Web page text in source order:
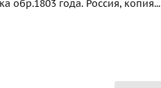
обр.1803 года. Россия, копия...